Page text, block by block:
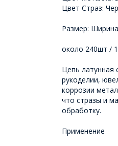
Цвет Страз:
Размер:
около 240шт /
Цепь латунная
рукоделии,
коррозии
что стразы и
обработку.
Применение